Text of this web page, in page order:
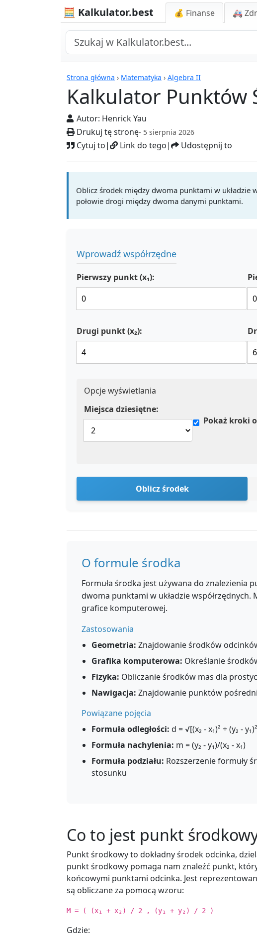
🧮 Kalkulator.best 💰 Finanse 🚑
Strona główna › Matematyka › Algebra II
Kalkulator Punktów
Autor: Henrick Yau
Drukuj tę stronę- 5 sierpnia 2026
Cytuj to| Link do tego| Udostępnij to
Kalkulatory
Oblicz środek między dwoma punktami w układzie
połowie drogi między dwoma danymi punktami.
Wprowadź współrzędne
Pierwszy punkt (x₁):
Drugi punkt (x₂):
Opcje wyświetlania
Miejsca dziesiętne:
Pokaż kroki
Oblicz środek
O formule środka
Formuła środka jest używana do znalezienia
dwoma punktami w układzie
grafice komputerowej.
Zastosowania
Geometria: Znajdowanie środków
Grafika komputerowa: Określanie
Fizyka: Obliczanie środków mas dla
Nawigacja: Znajdowanie punktów
Powiązane pojęcia
Formuła odległości: d = √[(x₂ - x₁)² + (y₂ -
Formuła nachylenia: m = (y₂ - y₁)/(x₂ - x₁)
Formuła podziału: Rozszerzenie formuły
stosunku
Co to jest punkt
Punkt środkowy to dokładny środek odcinka,
punkt środkowy pomaga nam znaleźć punkt,
końcowymi punktami odcinka. Jest
są obliczane za pomocą wzoru:
M = ( (x₁ + x₂) / 2 , (y₁ + y₂) / 2 )
Gdzie: